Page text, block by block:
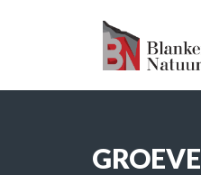
GROEVE